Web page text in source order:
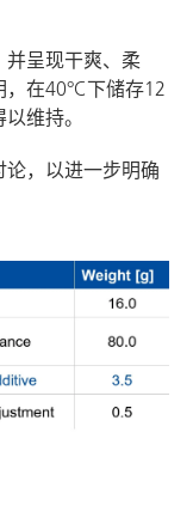
并呈现干爽、柔
在40°C下储存12
维持。
，以进一步明确